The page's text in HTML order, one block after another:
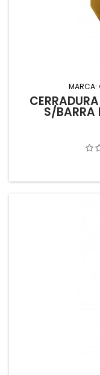
MARCA:
S/BARRA